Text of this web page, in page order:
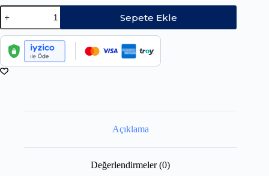
Sepete Ekle
Açıklama
Değerlendirmeler (0)